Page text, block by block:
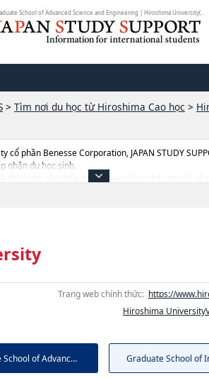
> Tìm nơi du học từ Hiroshima Cao học >
phần Benesse Corporation, JAPAN STUDY
nhận du học sinh.
thông tin cần thiết dành cho du học sinh, như là về
liên quan đến thi tuyển như số lượng tuyển sinh,
Trang web chính thức: https://
Hiroshima
Graduate School of Advanced S...